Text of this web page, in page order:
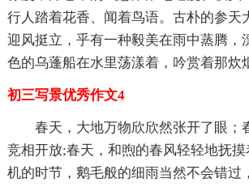
行人踏着花香、闻着鸟语。古朴的参天
迎风挺立，乎有一种毅美在雨中蒸腾，
色的乌蓬船在水里荡漾着，吟赏着那炊
初三写景优秀作文4
春天，大地万物欣欣然张开了眼；
竞相开放;春天，和煦的春风轻轻地抚
机的时节，鹅毛般的细雨当然不会错过